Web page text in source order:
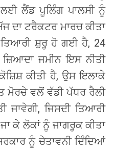
ਲੈਂਡ ਪੂਲਿੰਗ ਪਾਲਸੀ ਨੂੰ
ਦਾ ਟਰੈਕਟਰ ਮਾਰਚ ਕੀਤਾ
ਸ਼ੁਰੂ ਹੋ ਗਈ ਹੈ, 24
ਜਮੀਨ ਇਸ ਨੀਤੀ
ਕੀਤੀ ਹੈ, ਉਸ ਇਲਾਕੇ
ਮੋਰਚੇ ਵਲੋਂ ਵੱਡੀ ਪੱਧਰ ਰੈਲੀ
ਜਾਵੇਗੀ, ਜਿਸਦੀ ਤਿਆਰੀ
ਕੇ ਲੋਕਾਂ ਨੂੰ ਜਾਗਰੂਕ ਕੀਤਾ
ਨੂੰ ਚੇਤਾਵਨੀ ਦਿੰਦਿਆਂ